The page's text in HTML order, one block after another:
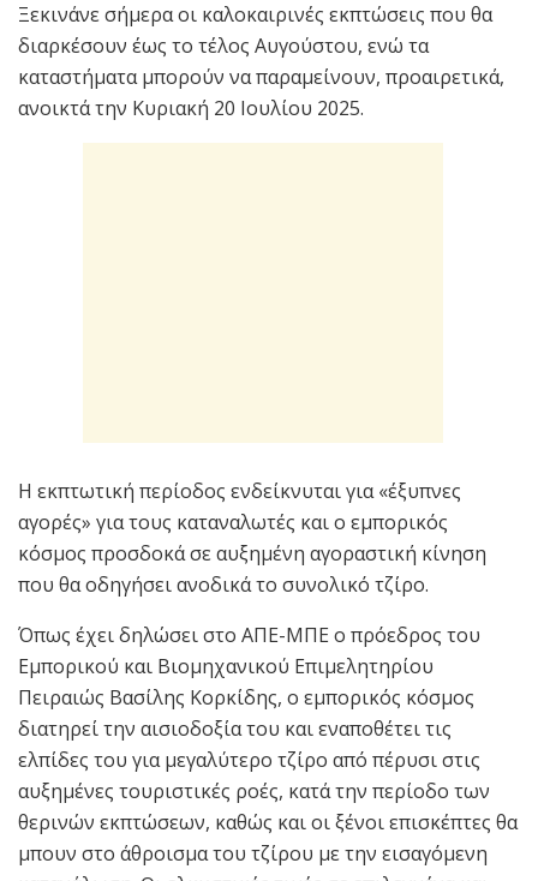
Ξεκινάνε σήμερα οι καλοκαιρινές εκπτώσεις που θα
διαρκέσουν έως το τέλος Αυγούστου, ενώ τα
καταστήματα μπορούν να παραμείνουν, προαιρετικά,
ανοικτά την Κυριακή 20 Ιουλίου 2025.
Η εκπτωτική περίοδος ενδείκνυται για «έξυπνες
αγορές» για τους καταναλωτές και ο εμπορικός
κόσμος προσδοκά σε αυξημένη αγοραστική κίνηση
που θα οδηγήσει ανοδικά το συνολικό τζίρο.
Όπως έχει δηλώσει στο ΑΠΕ-ΜΠΕ ο πρόεδρος του
Εμπορικού και Βιομηχανικού Επιμελητηρίου
Πειραιώς Βασίλης Κορκίδης, ο εμπορικός κόσμος
διατηρεί την αισιοδοξία του και εναποθέτει τις
ελπίδες του για μεγαλύτερο τζίρο από πέρυσι στις
αυξημένες τουριστικές ροές, κατά την περίοδο των
θερινών εκπτώσεων, καθώς και οι ξένοι επισκέπτες θα
μπουν στο άθροισμα του τζίρου με την εισαγόμενη